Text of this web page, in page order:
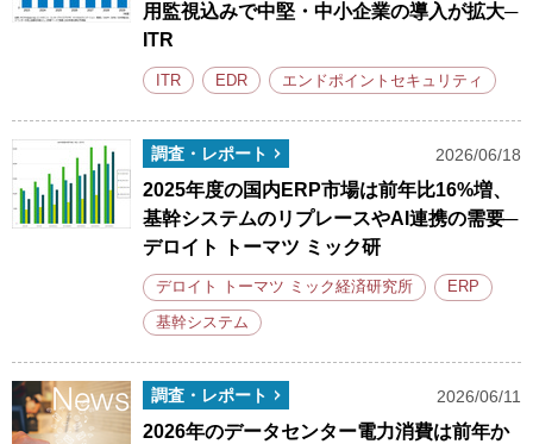
用監視込みで中堅・中小企業の導入が拡大─
ITR
ITR EDR エンドポイントセキュリティ
調査・レポート 2026/06/18
2025年度の国内ERP市場は前年比16%増、
基幹システムのリプレースやAI連携の需要─
デロイト トーマツ ミック研
デロイト トーマツ ミック経済研究所 ERP
基幹システム
調査・レポート 2026/06/11
2026年のデータセンター電力消費は前年か